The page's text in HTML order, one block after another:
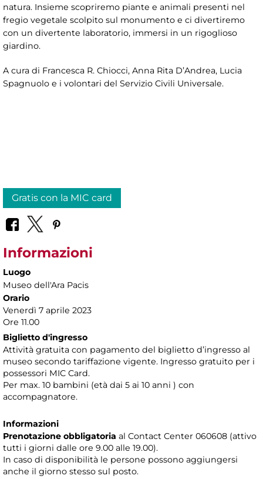
natura. Insieme scopriremo piante e animali presenti nel
fregio vegetale scolpito sul monumento e ci divertiremo
con un divertente laboratorio, immersi in un rigoglioso
giardino.
A cura di Francesca R. Chiocci, Anna Rita D’Andrea, Lucia
Spagnuolo e i volontari del Servizio Civili Universale.
Gratis con la MIC card
Informazioni
Luogo
Museo dell'Ara Pacis
Orario
Venerdì 7 aprile 2023
Ore 11.00
Biglietto d'ingresso
Attività gratuita con pagamento del biglietto d’ingresso al
museo secondo tariffazione vigente. Ingresso gratuito per i
possessori MIC Card.
Per max. 10 bambini (età dai 5 ai 10 anni ) con
accompagnatore.
Informazioni
Prenotazione obbligatoria al Contact Center 060608 (attivo
tutti i giorni dalle ore 9.00 alle 19.00).
In caso di disponibilità le persone possono aggiungersi
anche il giorno stesso sul posto.